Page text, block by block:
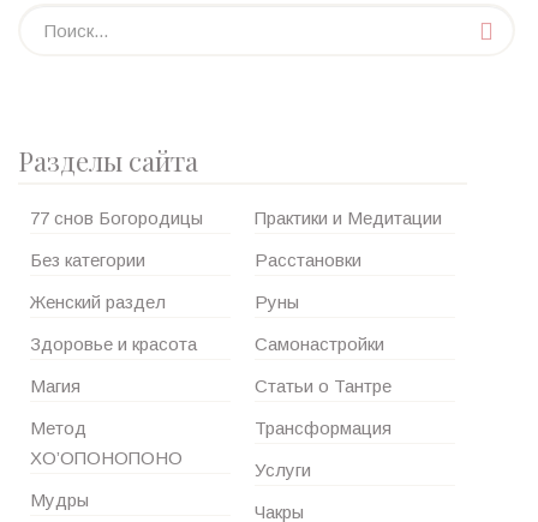
Разделы сайта
77 снов Богородицы
Без категории
Женский раздел
Здоровье и красота
Магия
Метод
ХО’ОПОНОПОНО
Мудры
Практики и Медитации
Расстановки
Руны
Самонастройки
Статьи о Тантре
Трансформация
Услуги
Чакры